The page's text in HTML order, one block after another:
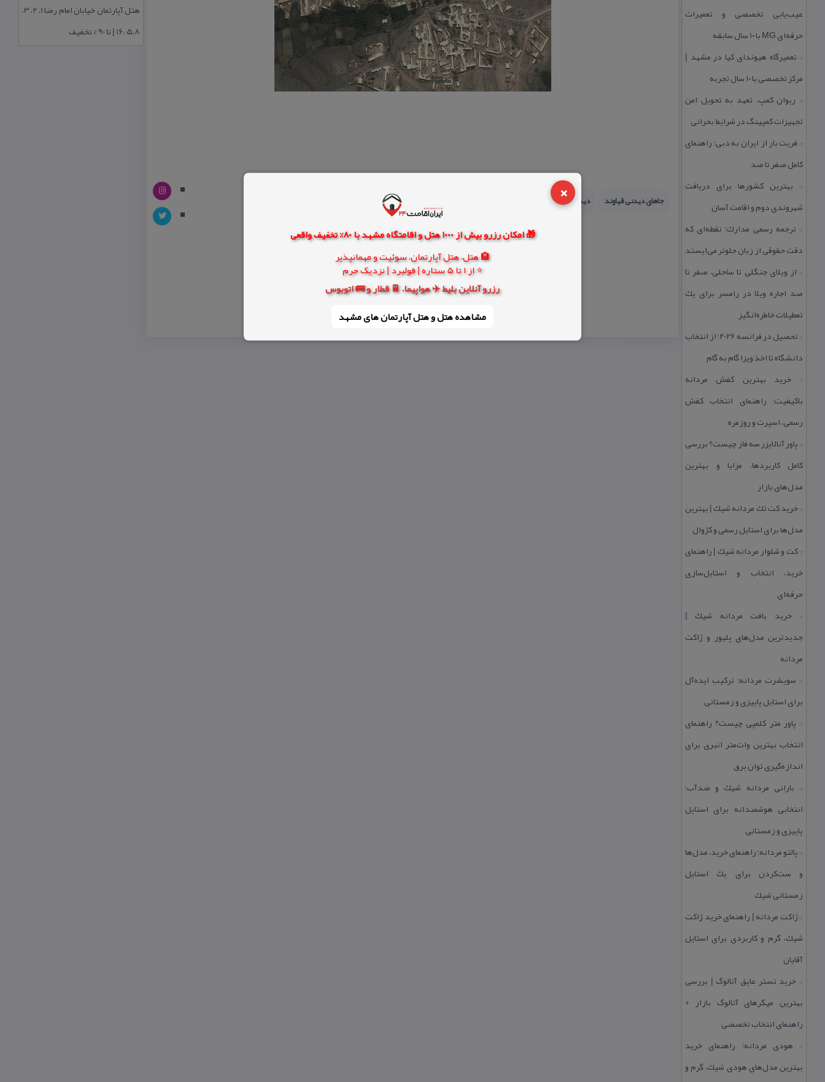
×
🎁 امکان رزرو بیش از 1000 هتل و اقامتگاه مشهد با 80% تخفیف واقعی
🏨 هتل، هتل آپارتمان، سوئیت و مهمانپذیر
⭐ از 1 تا 5 ستاره | فولبرد | نزدیک حرم
رزرو آنلاین بلیط ✈️ هواپیما، 🚆 قطار و 🚌 اتوبوس
مشاهده هتل و هتل‌ آپارتمان های مشهد
عیب‌یابی تخصصی و تعمیرات
حرفه‌ای MG با ۱۰ سال سابقه
:: تعمیرگاه هیوندای كیا در مشهد |
مركز تخصصی با ۱۰ سال تجربه
:: ریوان كمپ، تعهد به تحویل امن
تجهیزات كمپینگ در شرایط بحرانی
:: فریت بار از ایران به دبی؛ راهنمای
كامل صفر تا صد
:: بهترین كشورها برای دریافت
شهروندی دوم و اقامت آسان
:: ترجمه رسمی مدارك؛ نقطه‌ای كه
دقت حقوقی از زبان جلوتر می‌ایستد
:: از ویلای جنگلی تا ساحلی، صفر تا
صد اجاره ویلا در رامسر برای یك
تعطیلات خاطره‌انگیز
::
تحصیل در فرانسه 2026؛ از انتخاب
دانشگاه تا اخذ ویزا گام به گام
::خرید بهترین كفش مردانه
باكیفیت؛ راهنمای انتخاب كفش
رسمی، اسپرت و روزمره
:: پاور آنالایزر سه فاز چیست؟ بررسی
كامل كاربردها، مزایا و بهترین
مدل‌های بازار
::خرید كت تك مردانه شیك | بهترین
مدل‌ها برای استایل رسمی و كژوال
::كت و شلوار مردانه شیك | راهنمای
خرید، انتخاب و استایل‌سازی
حرفه‌ای
::خرید بافت مردانه شیك |
جدیدترین مدل‌های پلیور و ژاكت
مردانه
:: سویشرت مردانه؛ تركیب ایده‌آل
برای استایل پاییزی و زمستانی
:: پاور متر كلمپی چیست؟ راهنمای
انتخاب بهترین وات‌متر انبری برای
اندازه‌گیری توان برق
:: بارانی مردانه شیك و ضدآب؛
انتخابی هوشمندانه برای استایل
پاییزی و زمستانی
:: پالتو مردانه؛ راهنمای خرید، مدل‌ها
و ست‌كردن برای یك استایل
زمستانی شیك
::ژاكت مردانه | راهنمای خرید ژاكت
شیك، گرم و كاربردی برای استایل
آقایان
:: خرید تستر عایق آنالوگ | بررسی
بهترین میگرهای آنالوگ بازار +
راهنمای انتخاب تخصصی
:: هودی مردانه؛ راهنمای خرید
بهترین مدل‌های هودی شیك، گرم و
جاهای دیدنی قهاوند دیدنیهای ایران
هتل آپارتمان خیابان امام رضا 1، 2، 3،
5،8 ،16 | تا 90 % تخفیف